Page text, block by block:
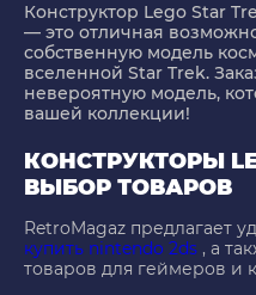
Конструктор Lego Star
— это отличная
собственную модель
вселенной Star Trek.
невероятную модель,
вашей коллекции!
КОНСТРУКТОРЫ
ВЫБОР ТОВАРОВ
RetroMagaz предлагает
купить nintendo 2ds , а
товаров для геймеров и